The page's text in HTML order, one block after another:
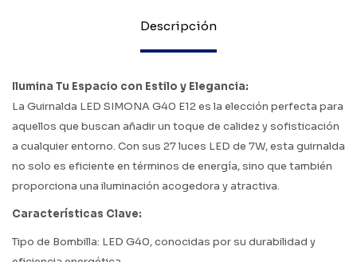
Descripción
Ilumina Tu Espacio con Estilo y Elegancia:
La Guirnalda LED SIMONA G40 E12 es la elección perfecta para
aquellos que buscan añadir un toque de calidez y sofisticación
a cualquier entorno. Con sus 27 luces LED de 7W, esta guirnalda
no solo es eficiente en términos de energía, sino que también
proporciona una iluminación acogedora y atractiva.
Características Clave:
Tipo de Bombilla: LED G40, conocidas por su durabilidad y